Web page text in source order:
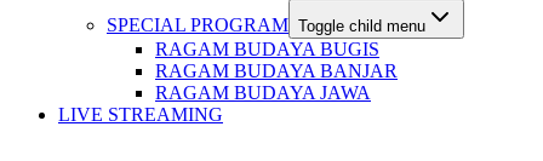
SPECIAL PROGRAM Toggle child menu
RAGAM BUDAYA BUGIS
RAGAM BUDAYA BANJAR
RAGAM BUDAYA JAWA
LIVE STREAMING